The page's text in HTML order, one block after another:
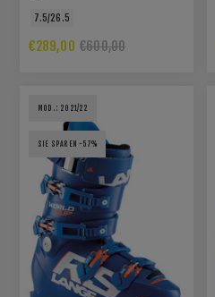
7.5/26.5
€289,00 €600,00
MOD.: 2021/22
SIE SPAREN -57%